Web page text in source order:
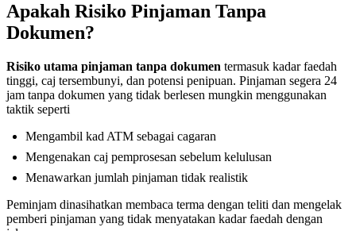
Apakah Risiko Pinjaman Tanpa
Dokumen?
Risiko utama pinjaman tanpa dokumen termasuk kadar faedah
tinggi, caj tersembunyi, dan potensi penipuan. Pinjaman segera 24
jam tanpa dokumen yang tidak berlesen mungkin menggunakan
taktik seperti
Mengambil kad ATM sebagai cagaran
Mengenakan caj pemprosesan sebelum kelulusan
Menawarkan jumlah pinjaman tidak realistik
Peminjam dinasihatkan membaca terma dengan teliti dan mengelak
pemberi pinjaman yang tidak menyatakan kadar faedah dengan